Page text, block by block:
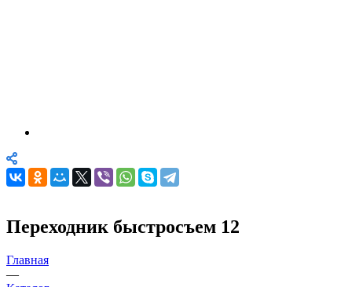
Переходник быстросъем 12
Главная
—